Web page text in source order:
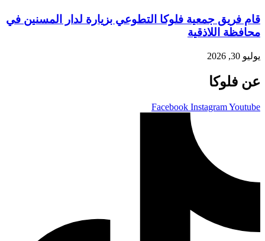
قام فريق جمعية فلوكا التطوعي بزيارة لدار المسنين في
محافظة اللاذقية
يوليو 30, 2026
عن فلوكا
Facebook InstagramYoutube